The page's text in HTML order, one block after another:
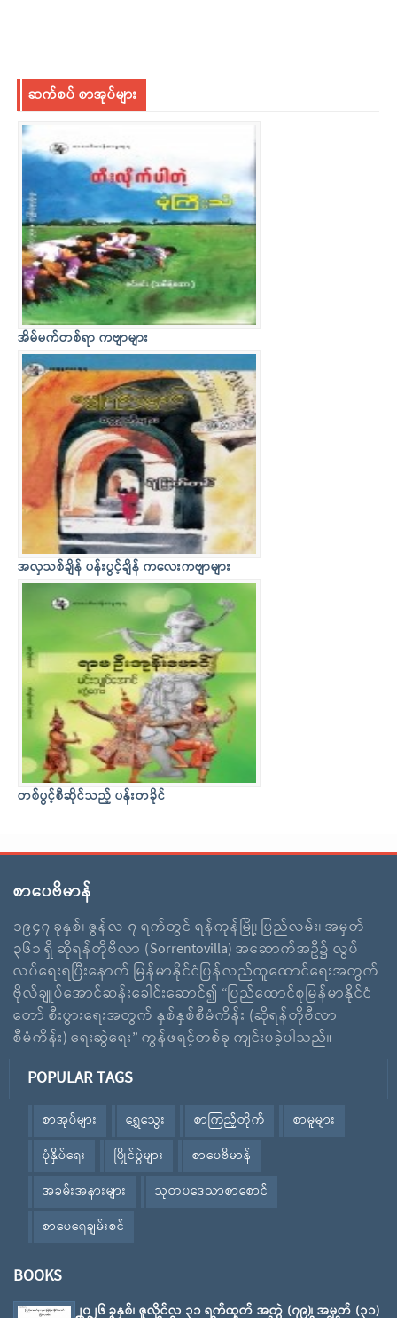
ဆက်စပ် စာအုပ်များ
အိမ်မက်တစ်ရာ ကဗျာများ
အလှသစ်ချိန် ပန်းပွင့်ချိန် ကလေးကဗျာများ
တစ်ပွင့်စီဆိုင်သည့် ပန်းတခိုင်
စာပေဗိမာန်
၁၉၄၇ ခုနှစ်၊ ဇွန်လ ၇ ရက်တွင် ရန်ကုန်မြို့၊ ပြည်လမ်း၊ အမှတ်
၃၆၁ ရှိ ဆိုရန်တိုဗီလာ (Sorrentovilla) အဆောက်အဦ၌ လွပ်
လပ်ရေးရပြီးနောက် မြန်မာနိုင်ငံပြန်လည်ထူထောင်ရေးအတွက်
ဗိုလ်ချူပ်အောင်ဆန်းခေါင်းဆောင်၍ “ပြည်ထောင်စုမြန်မာနိုင်ငံ
တော် စီးပွားရေးအတွက် နှစ်နှစ်စီမံကိန်း (ဆိုရန်တိုဗီလာ
စီမံကိန်း) ရေးဆွဲရေး” ကွန်ဖရင့်တစ်ခု ကျင်းပခဲ့ပါသည်။
POPULAR TAGS
စာအုပ်များ ရွှေသွေး စာကြည့်တိုက်
စာမူများ
ပုံနှိပ်ရေး
ပြိုင်ပွဲများ
စာပေဗိမာန်
အခမ်းအနားများ
သုတပဒေသာစာစောင်
စာပေရေချမ်းစင်
BOOKS
၂၀၂၆ ခုနှစ်၊ ဇူလိုင်လ ၃၁ ရက်ထုတ် အတွဲ (၇၉)၊ အမှတ် (၃၁)